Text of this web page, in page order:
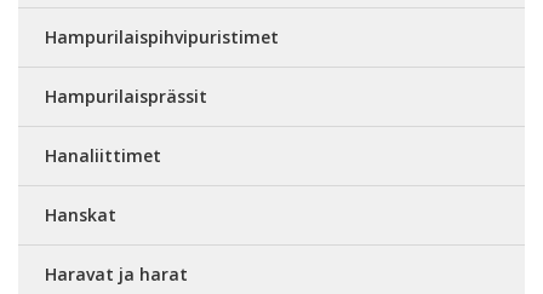
Hampurilaispihvipuristimet
Hampurilaisprässit
Hanaliittimet
Hanskat
Haravat ja harat